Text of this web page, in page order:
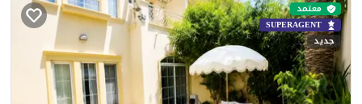
معتمد
SUPERAGENT
جديد